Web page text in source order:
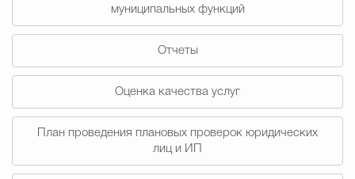
Противодействие
муниципальных функций
Отчеты
Оценка качества услуг
План проведения плановых проверок юридических
лиц и ИП